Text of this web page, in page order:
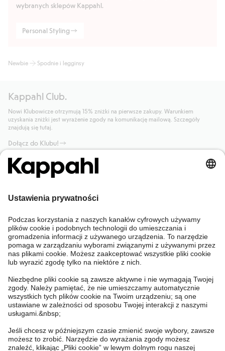
wybranych sklepów Kappahl.
Personal Styling
Newbie Spodnie i legginsy
Kappahl Club.
Nowi Klubowicze otrzymują 15% zniżki na pierwsze zakupy. Warunkiem
uzyskania zniżki jest wyrażenie zgody na komunikację mailową. Szczegóły
znajdują się tutaj.
Dołącz do Klubu!
Potrzebujesz pomocy?
Sklep internetowy
Częste pytania
Twoje zamówienie
Skontaktuj się z nami
Kappahl Club
Mój profil
Kappahl Club
Warunki członkostwa
O nas
O Kappahl Group
Zrównoważony rozwój
Warunki i zasady
Ogólne warunki zakupu
Więcej od nas